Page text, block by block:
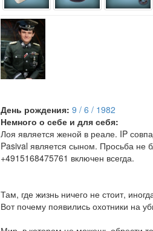
День рождения: 9 / 6 / 1982
Немного о себе и для себя:
Лоя является женой в реале. IP
Pasival является сыном. Просьба не
+4915168475761 включен всегда.
Там, где жизнь ничего не стоит,
Вот почему появились охотники на